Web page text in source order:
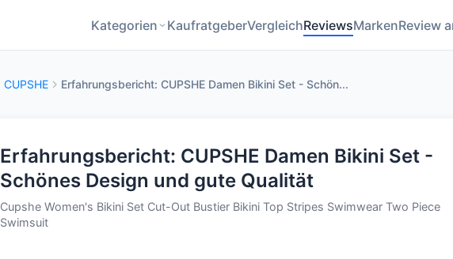
Kategorien KaufratgeberVergleichReviewsMarkenReview
CUPSHE Erfahrungsbericht: CUPSHE Damen Bikini Set - Schön...
Erfahrungsbericht: CUPSHE Damen Bikini Set -
Schönes Design und gute Qualität
Cupshe Women's Bikini Set Cut-Out Bustier Bikini Top Stripes Swimwear Two Piece
Swimsuit